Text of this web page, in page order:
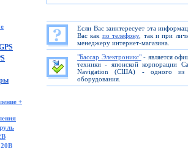
+
Если Вас заинтересует эта
Вас как по телефону, так и при
менеджеру интернет-магазина.
"Бассар Электроникс"- является
техники - японской корпорации
Navigation (США) - одного из
оборудования.